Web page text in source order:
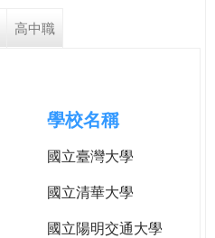
高中職
學校名稱
國立臺灣大學
國立清華大學
國立陽明交通大學